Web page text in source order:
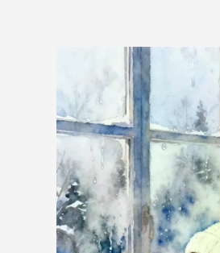
製品ニュース製品案内会社案内
人工知能の写真
その他のツール
すべてのツールを
テンプレート